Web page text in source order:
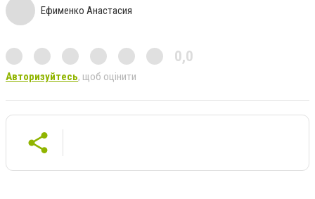
Ефименко Анастасия
0,0
Авторизуйтесь, щоб оцінити